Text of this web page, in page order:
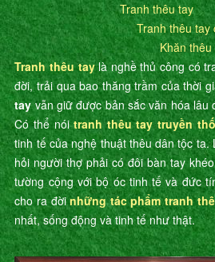
Tranh thêu tay
Tranh thêu tay
Khăn thêu
Tranh thêu taylà nghề thủ công có
đời, trải qua bao thăng trầm của thời
tayvẫn giữ được bản sắc văn hóa lâu
Có thể nóitranh thêu tay truyền
tinh tế của nghệ thuật thêu dân tộc
hỏi người thợ phải có đôi bàn tay
tường cộng với bộ óc tinh tế và đức
cho ra đờinhững tác phẩm tranh
nhất, sống động và tinh tế như thật.